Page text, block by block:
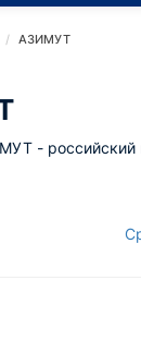
АЗИМУТ
- российский